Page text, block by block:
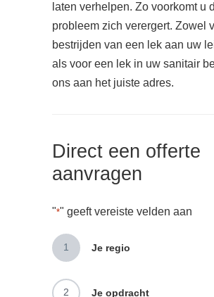
laten verhelpen. Zo voorkomt u
probleem zich verergert. Zowel
bestrijden van een lek aan uw
als voor een lek in uw sanitair
ons aan het juiste adres.
Direct een offerte
aanvragen
"*" geeft vereiste velden aan
1 Je regio
2 Je opdracht